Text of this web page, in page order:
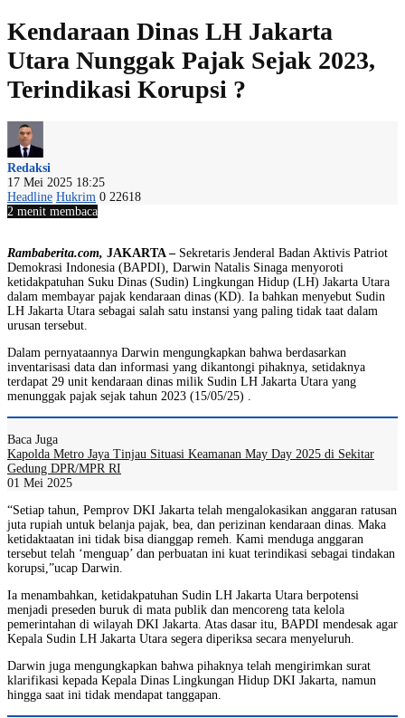
Kendaraan Dinas LH Jakarta
Utara Nunggak Pajak Sejak 2023,
Terindikasi Korupsi ?
Redaksi
17 Mei 2025 18:25
Headline Hukrim 0 22618
2 menit membaca
Rambaberita.com, JAKARTA – Sekretaris Jenderal Badan Aktivis Patriot
Demokrasi Indonesia (BAPDI), Darwin Natalis Sinaga menyoroti
ketidakpatuhan Suku Dinas (Sudin) Lingkungan Hidup (LH) Jakarta Utara
dalam membayar pajak kendaraan dinas (KD). Ia bahkan menyebut Sudin
LH Jakarta Utara sebagai salah satu instansi yang paling tidak taat dalam
urusan tersebut.
Dalam pernyataannya Darwin mengungkapkan bahwa berdasarkan
inventarisasi data dan informasi yang dikantongi pihaknya, setidaknya
terdapat 29 unit kendaraan dinas milik Sudin LH Jakarta Utara yang
menunggak pajak sejak tahun 2023 (15/05/25) .
Baca Juga
Kapolda Metro Jaya Tinjau Situasi Keamanan May Day 2025 di Sekitar
Gedung DPR/MPR RI
01 Mei 2025
“Setiap tahun, Pemprov DKI Jakarta telah mengalokasikan anggaran ratusan
juta rupiah untuk belanja pajak, bea, dan perizinan kendaraan dinas. Maka
ketidaktaatan ini tidak bisa dianggap remeh. Kami menduga anggaran
tersebut telah ‘menguap’ dan perbuatan ini kuat terindikasi sebagai tindakan
korupsi,”ucap Darwin.
Ia menambahkan, ketidakpatuhan Sudin LH Jakarta Utara berpotensi
menjadi preseden buruk di mata publik dan mencoreng tata kelola
pemerintahan di wilayah DKI Jakarta. Atas dasar itu, BAPDI mendesak agar
Kepala Sudin LH Jakarta Utara segera diperiksa secara menyeluruh.
Darwin juga mengungkapkan bahwa pihaknya telah mengirimkan surat
klarifikasi kepada Kepala Dinas Lingkungan Hidup DKI Jakarta, namun
hingga saat ini tidak mendapat tanggapan.